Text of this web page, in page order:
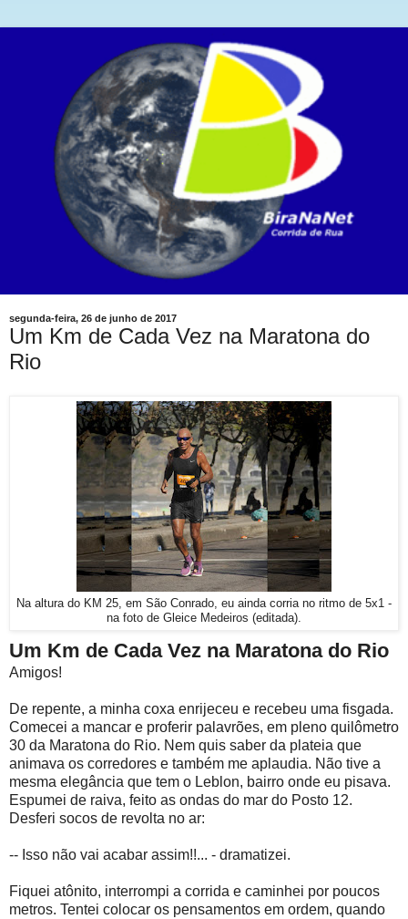
segunda-feira, 26 de junho de 2017
Um Km de Cada Vez na Maratona do
Rio
Na altura do KM 25, em São Conrado, eu ainda corria no ritmo de 5x1 -
na foto de Gleice Medeiros (editada).
Um Km de Cada Vez na Maratona do Rio
Amigos!
De repente, a minha coxa enrijeceu e recebeu uma fisgada.
Comecei a mancar e proferir palavrões, em pleno quilômetro
30 da Maratona do Rio. Nem quis saber da plateia que
animava os corredores e também me aplaudia. Não tive a
mesma elegância que tem o Leblon, bairro onde eu pisava.
Espumei de raiva, feito as ondas do mar do Posto 12.
Desferi socos de revolta no ar:
-- Isso não vai acabar assim!!... - dramatizei.
Fiquei atônito, interrompi a corrida e caminhei por poucos
metros. Tentei colocar os pensamentos em ordem, quando